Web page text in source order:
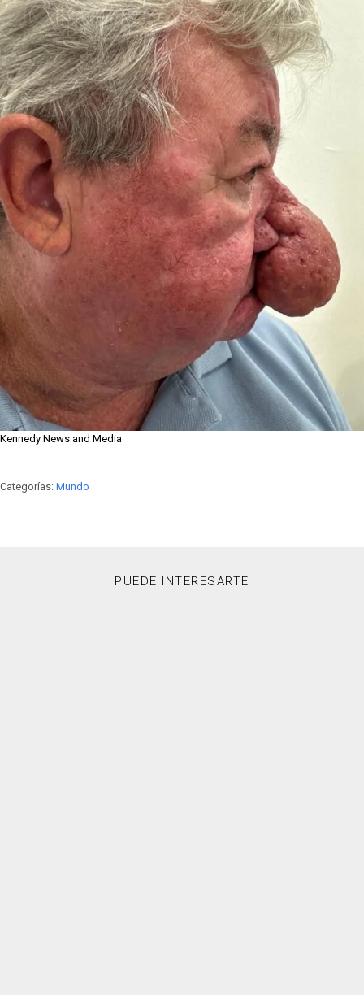
Kennedy News and Media
Categorías: Mundo
PUEDE INTERESARTE